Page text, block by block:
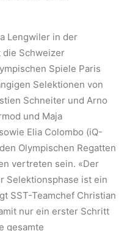
Lengwiler in der
die Schweizer
Spiele Paris
Selektionen von
Schneiter und Arno
und Maja
Elia Colombo (iQ-
Olympischen Regatten
vertreten sein. «Der
Selektionsphase ist ein
SST-Teamchef Christian
nur ein erster Schritt
gesamte